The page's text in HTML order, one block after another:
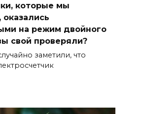
которые мы
на режим двойного
свой проверяли?
заметили, что